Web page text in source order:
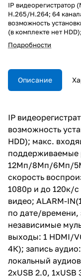
IP видеорегистратор
H.265/H.264; 64
возможность
(в комплекте нет
входящий битрейт -
поддерживаемые
1080p/960p/720p/D1/
скорость
архива 400 к/с при
событиям, по дате/
закладкам, SMART-
независимые
мониторные выходы: 1
HDMI/VGA/BNC и 1
поддержкой 4К);
64 канала от IP-
локальный аудиовход;
ИК-ДУ в комплекте;
1xUSB 3.0; 2 сетевых
(1Gbit); 220VAC;
всеми камерами
OPTi/NEYRO + со
камерами через
Station в комплекте;
клиенты для iOS/
сервис
Подробности
Описание
IP
возможность
HDD); макс.
поддерживаемые
12Мп/8Мп/6Мп/
скорость
1080p и до 120к/
видео; ALARM-
по дате/времени,
независимые
выходы: 1 HDMI/
4К); запись
локальный
2xUSB 2.0, 1xUSB